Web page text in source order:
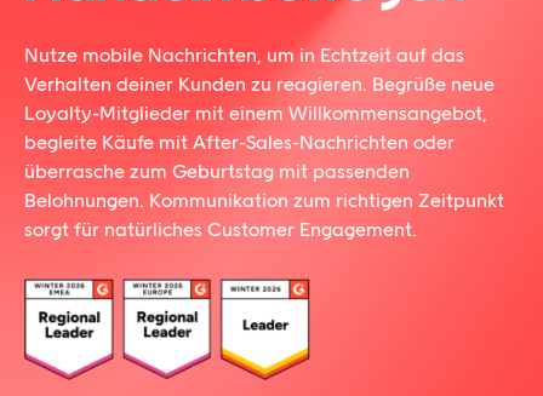
Nutze mobile Nachrichten, um in Echtzeit auf das
Verhalten deiner Kunden zu reagieren. Begrüße neue
Loyalty-Mitglieder mit einem Willkommensangebot,
begleite Käufe mit After-Sales-Nachrichten oder
überrasche zum Geburtstag mit passenden
Belohnungen. Kommunikation zum richtigen Zeitpunkt
sorgt für natürliches Customer Engagement.